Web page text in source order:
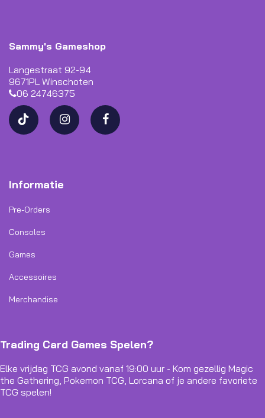
Sammy's Gameshop
Langestraat 92-94
9671PL Winschoten
06 24746375
Informatie
Pre-Orders
Consoles
Games
Accessoires
Merchandise
Trading Card Games Spelen?
Elke vrijdag TCG avond vanaf 19:00 uur - Kom gezellig Magic
the Gathering, Pokemon TCG, Lorcana of je andere favoriete
TCG spelen!